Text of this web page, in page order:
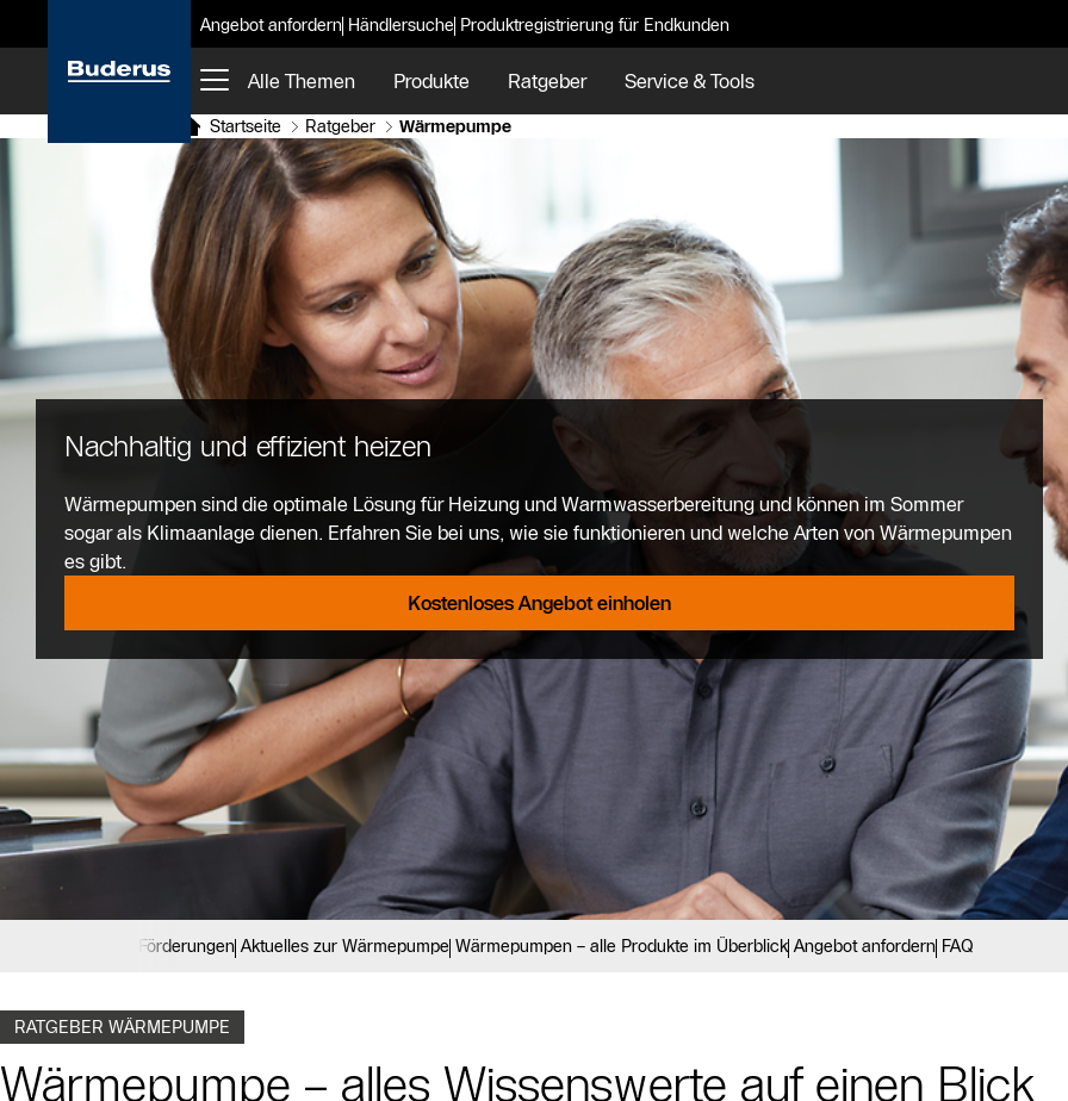
Angebot anfordern Händlersuche Produktregistrierung für Endkunden
Alle Themen Produkte Ratgeber Service & Tools
Startseite Ratgeber Wärmepumpe
Nachhaltig und effizient heizen
Wärmepumpen sind die optimale Lösung für Heizung und Warmwasserbereitung und können im Sommer
sogar als Klimaanlage dienen. Erfahren Sie bei uns, wie sie funktionieren und welche Arten von Wärmepumpen
es gibt.
Kostenloses Angebot einholen
Förderungen Aktuelles zur Wärmepumpe Wärmepumpen – alle Produkte im Überblick Angebot anfordern FAQ
RATGEBER WÄRMEPUMPE
Wärmepumpe – alles Wissenswerte auf einen Blick